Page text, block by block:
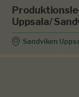
Uppsala/
Sandviken